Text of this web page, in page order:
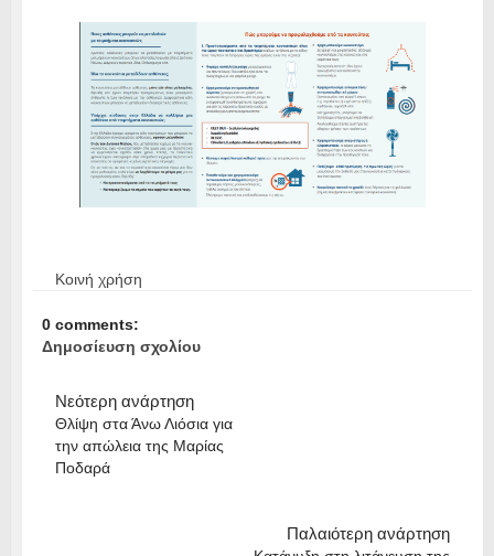
Κοινή χρήση
0 comments:
Δημοσίευση σχολίου
Νεότερη ανάρτηση
Θλίψη στα Άνω Λιόσια για
την απώλεια της Μαρίας
Ποδαρά
Παλαιότερη ανάρτηση